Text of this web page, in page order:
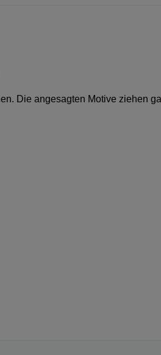
Die angesagten Motive ziehen